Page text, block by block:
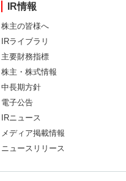
IR情報
株主の皆様へ
IRライブラリ
主要財務指標
株主・株式情報
中長期方針
電子公告
IRニュース
メディア掲載情報
ニュースリリース